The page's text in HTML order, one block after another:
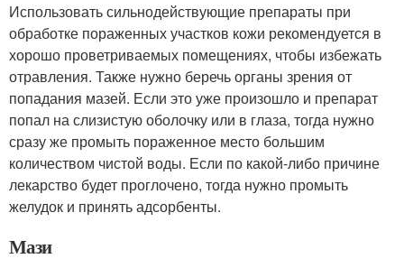
Использовать сильнодействующие препараты при
обработке пораженных участков кожи рекомендуется в
хорошо проветриваемых помещениях, чтобы избежать
отравления. Также нужно беречь органы зрения от
попадания мазей. Если это уже произошло и препарат
попал на слизистую оболочку или в глаза, тогда нужно
сразу же промыть пораженное место большим
количеством чистой воды. Если по какой-либо причине
лекарство будет проглочено, тогда нужно промыть
желудок и принять адсорбенты.
Мази